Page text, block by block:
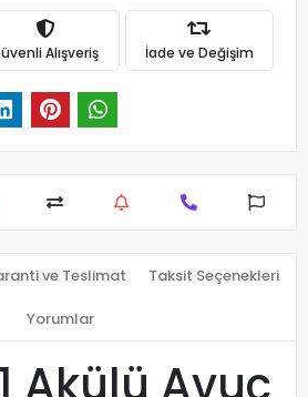
Alışveriş İade ve Değişim
ve Teslimat Taksit Seçenekleri
Yorumlar